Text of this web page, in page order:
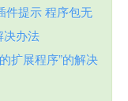
件提示 程序包无
决办法
扩展程序”的解决